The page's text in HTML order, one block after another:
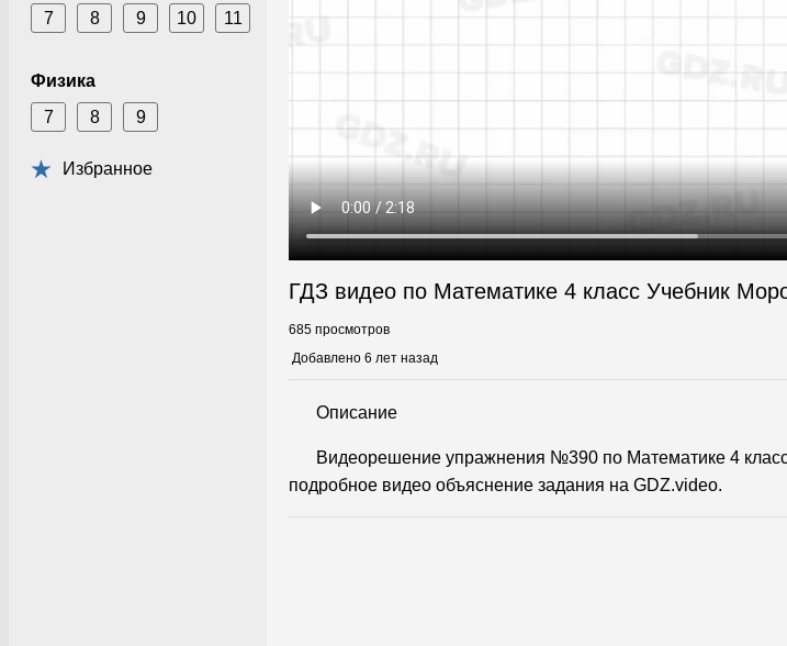
7
8 9 10 11
Физика
7
8 9
Избранное
ГДЗ видео по Математике 4 класс Учебник
685 просмотров
Добавлено 6 лет назад
Описание
Видеорешение упражнения №390 по Математике 4
подробное видео объяснение задания на GDZ.video.